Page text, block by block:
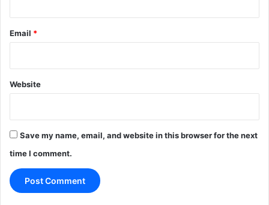
Email *
Website
Save my name, email, and website in this browser for the next
time I comment.